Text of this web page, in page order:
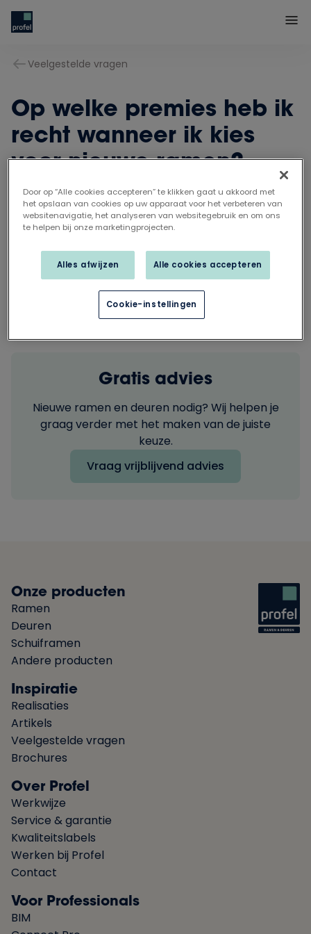
Veelgestelde vragen
Op welke premies heb ik
recht wanneer ik kies
voor nieuwe ramen?
De overheid geeft je een duwtje in de rug met een
uitgebreid premiestelsel. Op welke premies je
recht hebt, hangt vaak af van je inkomen,
woonplaats en de leeftijd van je woning. Meer
Gratis advies
Nieuwe ramen en deuren nodig? Wij helpen je
graag verder met het maken van de juiste
keuze.
Vraag vrijblijvend advies
Onze producten
Ramen
Deuren
Schuiframen
Andere producten
Inspiratie
Realisaties
Artikels
Veelgestelde vragen
Brochures
Over Profel
Werkwijze
Service & garantie
Kwaliteitslabels
Werken bij Profel
Contact
Voor Professionals
BIM
Door op “Alle cookies accepteren” te klikken gaat u akkoord met
het opslaan van cookies op uw apparaat voor het verbeteren van
websitenavigatie, het analyseren van websitegebruik en om ons
te helpen bij onze marketingprojecten.
Alles afwijzen Alle cookies accepteren
Cookie-instellingen